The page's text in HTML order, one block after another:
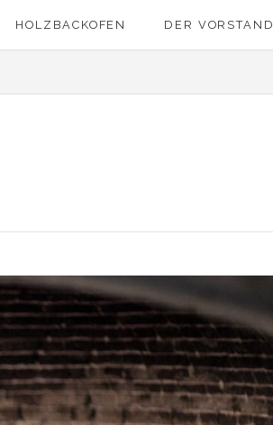
HOLZBACKOFEN DER VORSTAND